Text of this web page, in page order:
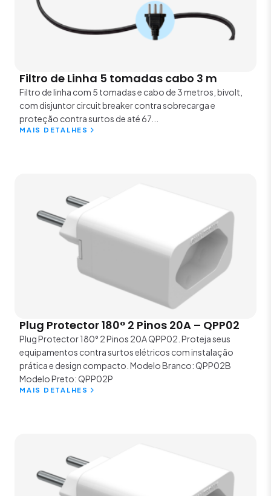
Filtro de Linha 5 tomadas cabo 3 m
Filtro de linha com 5 tomadas e cabo de 3 metros, bivolt,
com disjuntor circuit breaker contra sobrecarga e
proteção contra surtos de até 67...
MAIS DETALHES
Plug Protector 180° 2 Pinos 20A – QPP02
Plug Protector 180° 2 Pinos 20A QPP02. Proteja seus
equipamentos contra surtos elétricos com instalação
prática e design compacto. Modelo Branco: QPP02B
Modelo Preto: QPP02P
MAIS DETALHES